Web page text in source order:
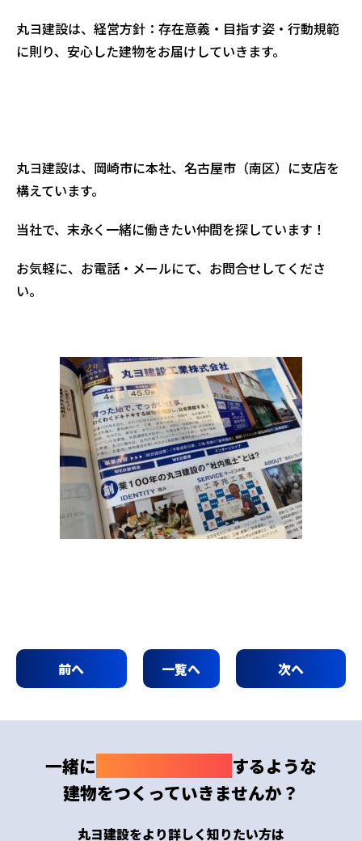
丸ヨ建設は、経営方針：存在意義・目指す姿・行動規範
に則り、安心した建物をお届けしていきます。
丸ヨ建設は、岡崎市に本社、名古屋市（南区）に支店を
構えています。
当社で、末永く一緒に働きたい仲間を探しています！
お気軽に、お電話・メールにて、お問合せしてくださ
い。
前へ 一覧へ 次へ
一緒に
するような
建物をつくっていきませんか？
丸ヨ建設をより詳しく知りたい方は